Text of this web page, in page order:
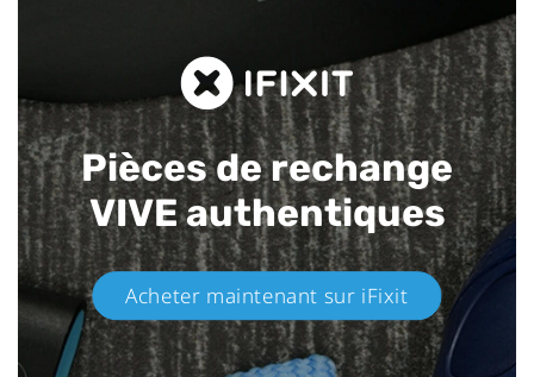
Pièces de rechange
VIVE authentiques​
Acheter maintenant sur iFixit​